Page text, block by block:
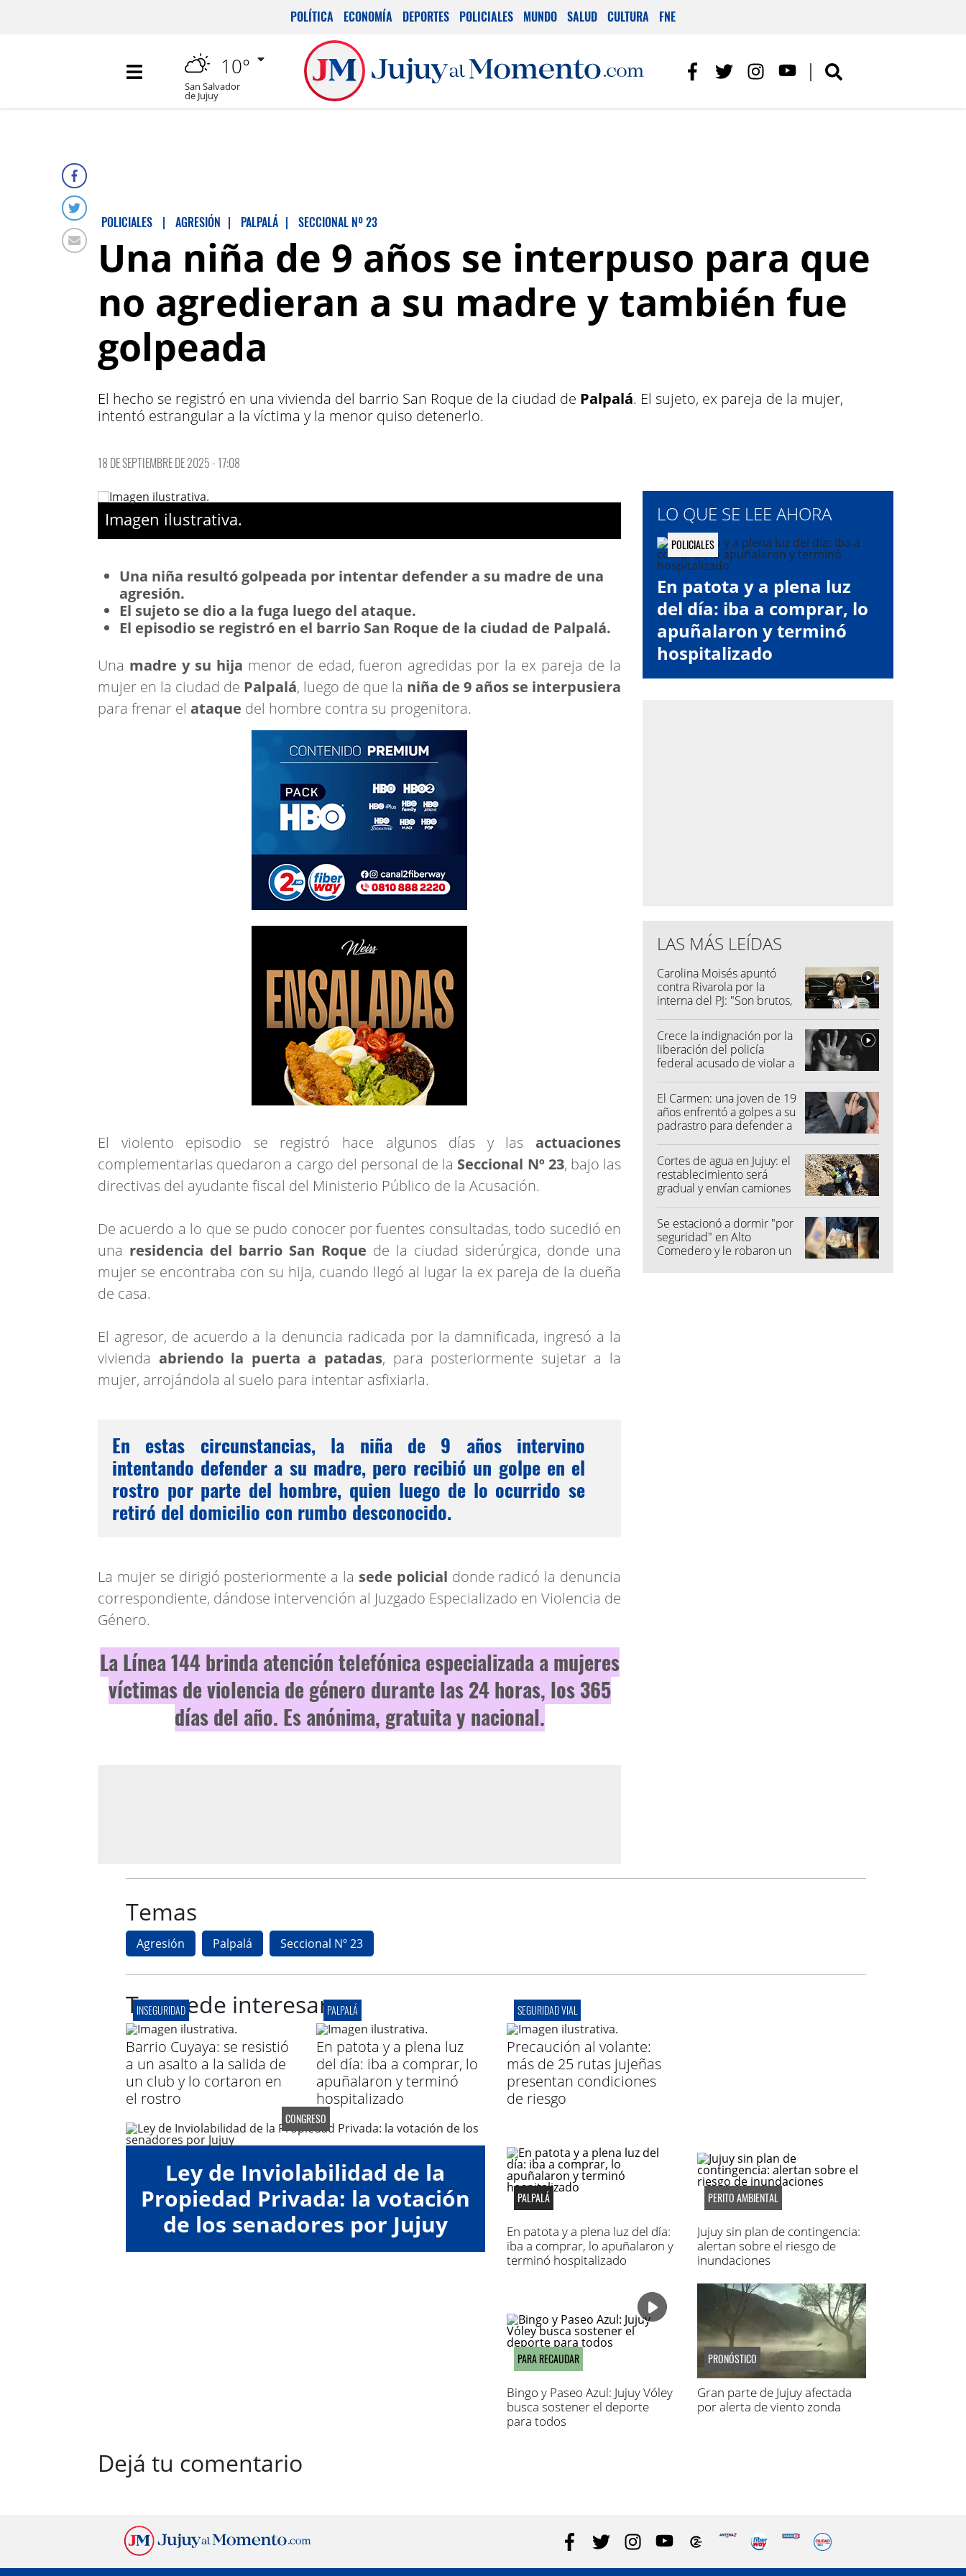
POLÍTICA ECONOMÍA DEPORTES POLICIALES MUNDO SALUD CULTURA FNE
10°
San Salvador
de Jujuy
POLICIALES | AGRESIÓN | PALPALÁ | SECCIONAL Nº 23
Una niña de 9 años se interpuso para que
no agredieran a su madre y también fue
golpeada
El hecho se registró en una vivienda del barrio San Roque de la ciudad de Palpalá. El sujeto, ex pareja de la mujer,
intentó estrangular a la víctima y la menor quiso detenerlo.
18 DE SEPTIEMBRE DE 2025 - 17:08
Imagen ilustrativa.
Una niña resultó golpeada por intentar defender a su madre de una
agresión.
El sujeto se dio a la fuga luego del ataque.
El episodio se registró en el barrio San Roque de la ciudad de Palpalá.
Una madre y su hija menor de edad, fueron agredidas por la ex pareja de la
mujer en la ciudad de Palpalá, luego de que la niña de 9 años se interpusiera
para frenar el ataque del hombre contra su progenitora.
El violento episodio se registró hace algunos días y las actuaciones
complementarias quedaron a cargo del personal de la Seccional Nº 23, bajo las
directivas del ayudante fiscal del Ministerio Público de la Acusación.
De acuerdo a lo que se pudo conocer por fuentes consultadas, todo sucedió en
una residencia del barrio San Roque de la ciudad siderúrgica, donde una
mujer se encontraba con su hija, cuando llegó al lugar la ex pareja de la dueña
de casa.
El agresor, de acuerdo a la denuncia radicada por la damnificada, ingresó a la
vivienda abriendo la puerta a patadas, para posteriormente sujetar a la
mujer, arrojándola al suelo para intentar asfixiarla.
En estas circunstancias, la niña de 9 años intervino
intentando defender a su madre, pero recibió un golpe en el
rostro por parte del hombre, quien luego de lo ocurrido se
retiró del domicilio con rumbo desconocido.
La mujer se dirigió posteriormente a la sede policial donde radicó la denuncia
correspondiente, dándose intervención al Juzgado Especializado en Violencia de
Género.
La Línea 144 brinda atención telefónica especializada a mujeres
víctimas de violencia de género durante las 24 horas, los 365
días del año. Es anónima, gratuita y nacional.
LO QUE SE LEE AHORA
POLICIALES
En patota y a plena luz
del día: iba a comprar, lo
apuñalaron y terminó
hospitalizado
LAS MÁS LEÍDAS
Carolina Moisés apuntó
contra Rivarola por la
interna del PJ: "Son brutos,
Crece la indignación por la
liberación del policía
federal acusado de violar a
El Carmen: una joven de 19
años enfrentó a golpes a su
padrastro para defender a
Cortes de agua en Jujuy: el
restablecimiento será
gradual y envían camiones
Se estacionó a dormir "por
seguridad" en Alto
Comedero y le robaron un
Temas
Agresión Palpalá Seccional Nº 23
Te puede interesar
INSEGURIDAD
Barrio Cuyaya: se resistió
a un asalto a la salida de
un club y lo cortaron en
el rostro
PALPALÁ
En patota y a plena luz
del día: iba a comprar, lo
apuñalaron y terminó
hospitalizado
SEGURIDAD VIAL
Precaución al volante:
más de 25 rutas jujeñas
presentan condiciones
de riesgo
CONGRESO
Ley de Inviolabilidad de la
Propiedad Privada: la votación
de los senadores por Jujuy
PALPALÁ
En patota y a plena luz del día:
iba a comprar, lo apuñalaron y
terminó hospitalizado
PERITO AMBIENTAL
Jujuy sin plan de contingencia:
alertan sobre el riesgo de
inundaciones
PARA RECAUDAR
Bingo y Paseo Azul: Jujuy Vóley
busca sostener el deporte
para todos
PRONÓSTICO
Gran parte de Jujuy afectada
por alerta de viento zonda
Dejá tu comentario